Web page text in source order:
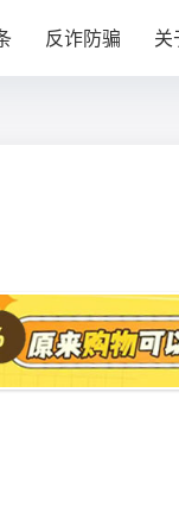
反诈防骗 关